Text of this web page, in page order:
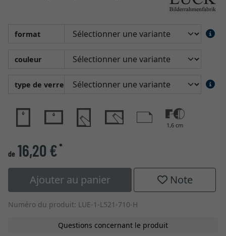
format
couleur
type de verre
1,6 cm
de 16,20 €*
Ajouter au panier Note
Numéro du produit: LUE-1-L521-710-H
Questions concernant le produit